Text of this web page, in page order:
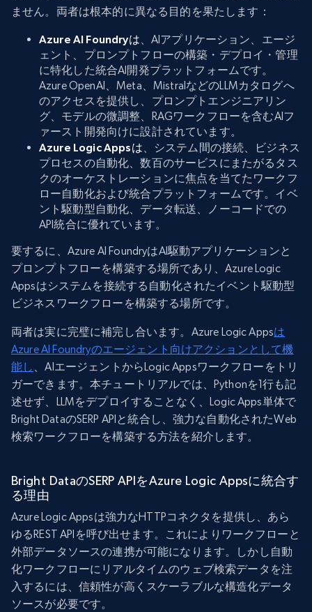
ません。両者は根本的に異なる目的を果たします：
Azure AI Foundryは、AIアプリケーション、エージ
ェント、プロンプトフローの構築・デプロイ・管理
に特化した統合AI開発プラットフォームです。
Azure OpenAI、Meta、MistralなどのLLMカタログへ
のアクセスを提供し、プロンプトエンジニアリン
グ、モデルの微調整、RAGワークフローを含むAIフ
ァースト開発向けに設計されています。
Azure Logic Appsは、システム間の接続、ビジネス
プロセスの自動化、数百のサービスにまたがるタス
クのオーケストレーションに焦点を当てたワークフ
ロー自動化および統合プラットフォームです。イベ
ント駆動型自動化、データ転送、ノーコードでの
API統合に優れています。
要するに、Azure AI FoundryはAI駆動アプリケーションと
プロンプトフローを構築する場所であり、Azure Logic
Appsはシステムを接続する自動化されたイベント駆動型
ビジネスワークフローを構築する場所です。
両者は実に完璧に補完し合います。Azure Logic Appsは
Azure AI Foundryのエージェント向けアクションとして機
能し 、AIエージェントからLogic Appsワークフローをトリ
ガーできます。本チュートリアルでは、Pythonを1行も記
述せず、LLMをデプロイすることなく、Logic Apps単体で
Bright DataのSERP APIと統合し、強力な自動化されたWeb
検索ワークフローを構築する方法を紹介します。
Bright DataのSERP APIをAzure Logic Appsに統合す
る理由
Azure Logic Appsは強力なHTTPコネクタを提供し、あら
ゆるREST APIを呼び出せます。これによりワークフローと
外部データソースの連携が可能になります。しかし自動
化ワークフローにリアルタイムのウェブ検索データを注
入するには、信頼性が高くスケーラブルな構造化データ
ソースが必要です。